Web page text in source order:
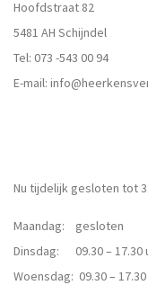
Hoofdstraat 82
5481 AH Schijndel
Tel: 073 -543 00 94
E-mail:
Nu tijdelijk gesloten tot
Maandag: gesloten
Dinsdag: 09.30 – 17.30
Woensdag: 09.30 –